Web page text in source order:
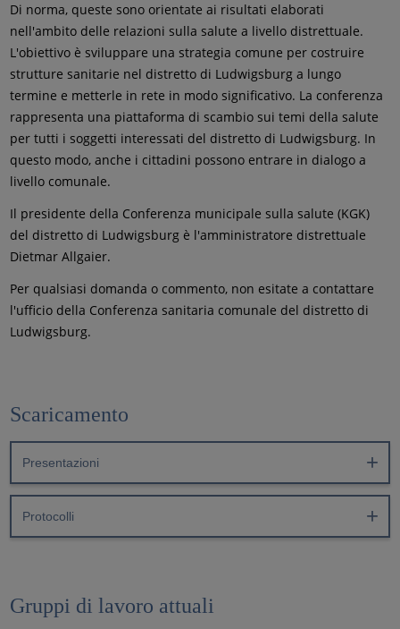
Di norma, queste sono orientate ai risultati elaborati
nell'ambito delle relazioni sulla salute a livello distrettuale.
L'obiettivo è sviluppare una strategia comune per costruire
strutture sanitarie nel distretto di Ludwigsburg a lungo
termine e metterle in rete in modo significativo. La conferenza
rappresenta una piattaforma di scambio sui temi della salute
per tutti i soggetti interessati del distretto di Ludwigsburg. In
questo modo, anche i cittadini possono entrare in dialogo a
livello comunale.
Il presidente della Conferenza municipale sulla salute (KGK)
del distretto di Ludwigsburg è l'amministratore distrettuale
Dietmar Allgaier.
Per qualsiasi domanda o commento, non esitate a contattare
l'ufficio della Conferenza sanitaria comunale del distretto di
Ludwigsburg.
Scaricamento
Presentazioni
Protocolli
Gruppi di lavoro attuali